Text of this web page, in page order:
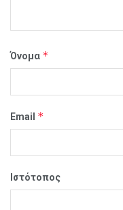
Όνομα *
Email *
Ιστότοπος